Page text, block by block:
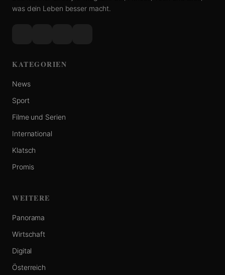
was dein Leben besser macht.
KATEGORIEN
News
Sport
Filme und Serien
International
Klatsch
Promis
WEITERE
Panorama
Wirtschaft
Digital
Österreich